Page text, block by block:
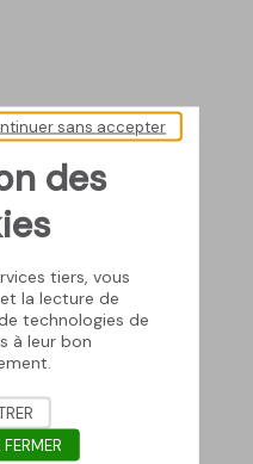
des
tiers, vous
la lecture de
technologies de
à leur bon
sans accepter